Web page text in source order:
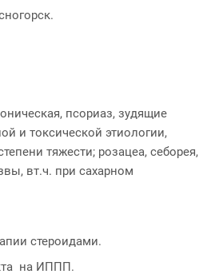
псориаз, зудящие
и токсической этиологии,
тяжести; розацеа, себорея,
вт.ч. при сахарном
стероидами.
на ИППП.